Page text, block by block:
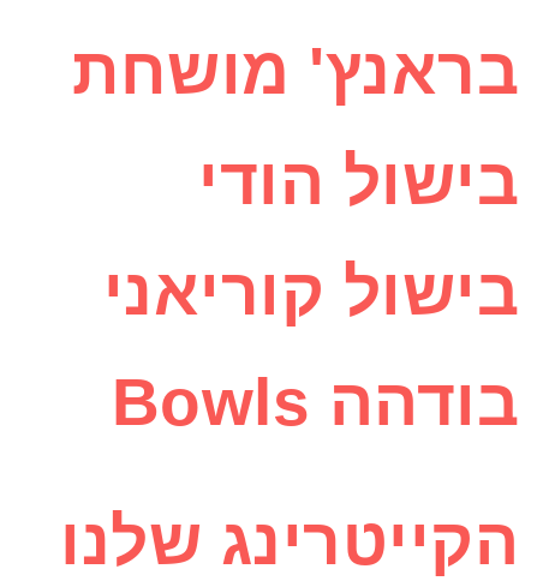
בראנץ' מושחת
בישול הודי
בישול קוריאני
בודהה Bowls
הקייטרינג שלנו